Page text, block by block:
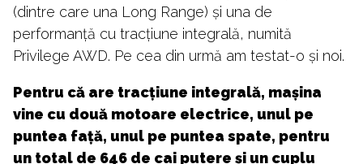
(dintre care una Long Range) și una de
performanță cu tracțiune integrală, numită
Privilege AWD. Pe cea din urmă am testat-o și noi.
Pentru că are tracțiune integrală, mașina
vine cu două motoare electrice, unul pe
puntea față, unul pe puntea spate, pentru
un total de 646 de cai putere și un cuplu